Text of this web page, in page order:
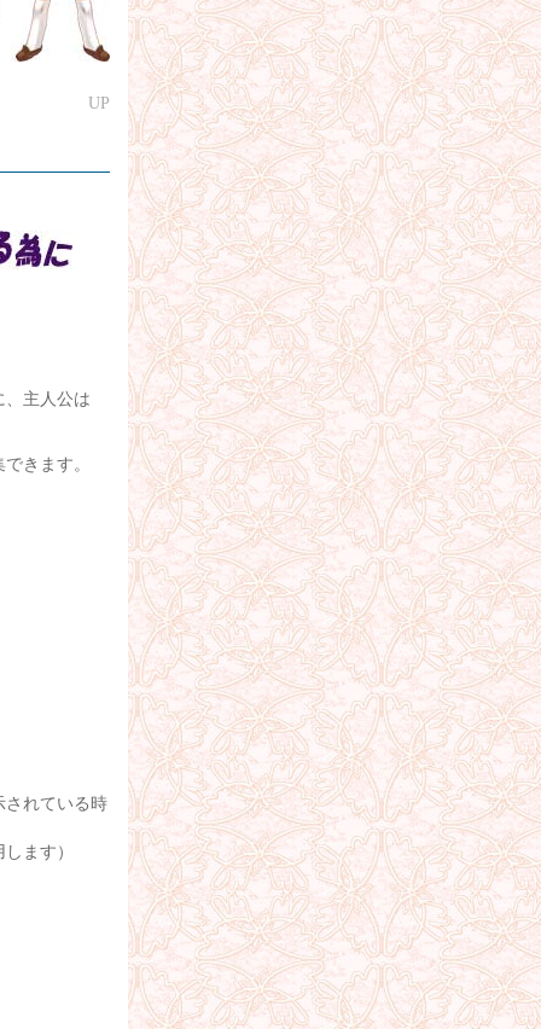
UP
、主人公は
きます。
されている時
ます）